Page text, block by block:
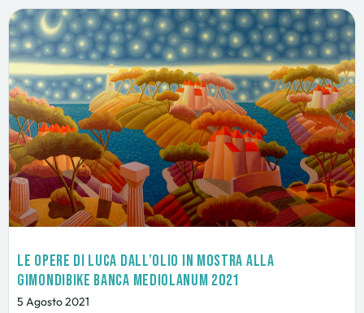
Le opere di Luca Dall’Olio in mostra alla
GimondiBike Banca Mediolanum 2021
5 Agosto 2021